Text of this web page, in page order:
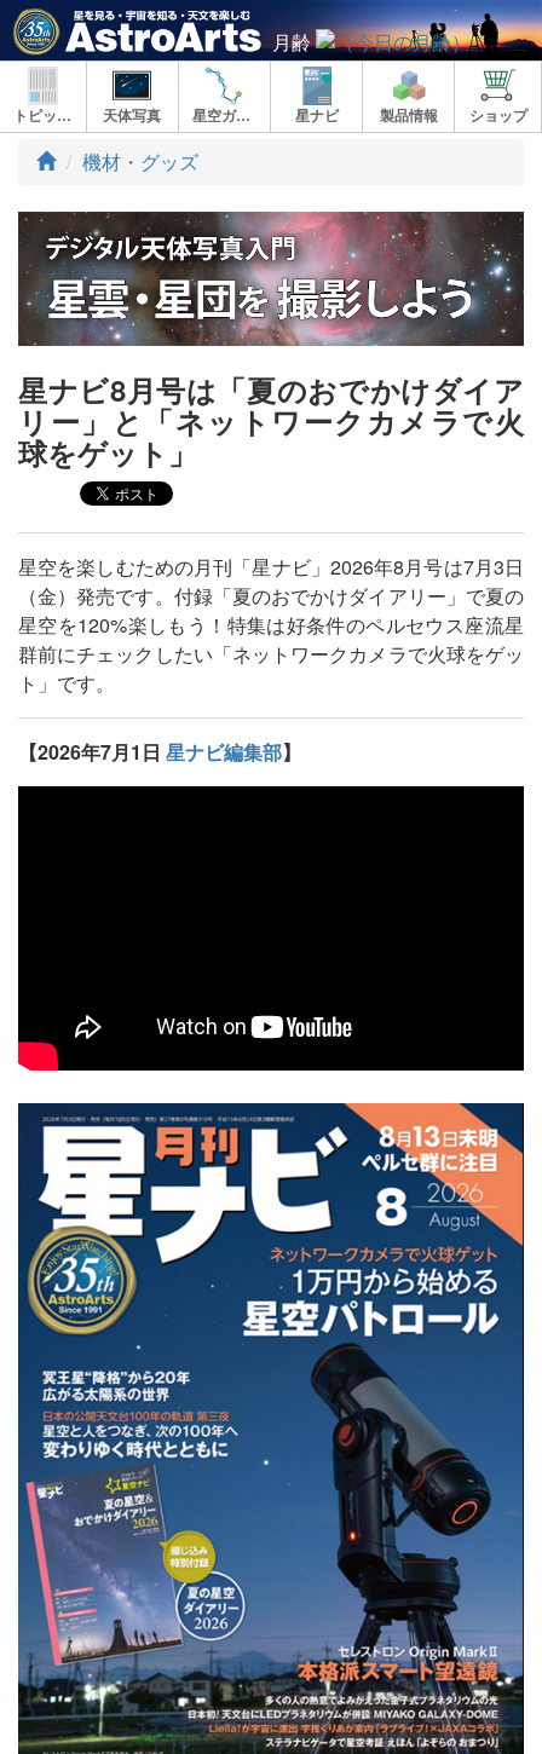
月齢
トピックス 天体写真 星空ガイド 星ナビ 製品情報 ショップ
ト
プ
機材・グッズ
星ナビ8月号は「夏のおでかけダイア
リー」と「ネットワークカメラで火
球をゲット」
星空を楽しむための月刊「星ナビ」2026年8月号は7月3日
（金）発売です。付録「夏のおでかけダイアリー」で夏の
星空を120%楽しもう！特集は好条件のペルセウス座流星
群前にチェックしたい「ネットワークカメラで火球をゲッ
ト」です。
【2026年7月1日 星ナビ編集部】